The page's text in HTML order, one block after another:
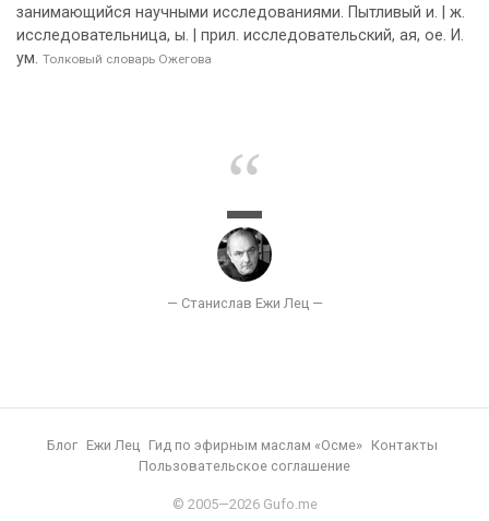
занимающийся научными исследованиями. Пытливый и. | ж.
исследовательница, ы. | прил. исследовательский, ая, ое. И.
ум. Толковый словарь Ожегова
Блог Ежи Лец Гид по эфирным маслам «Осме»
Контакты
Пользовательское соглашение
© 2005—2026 Gufo.me